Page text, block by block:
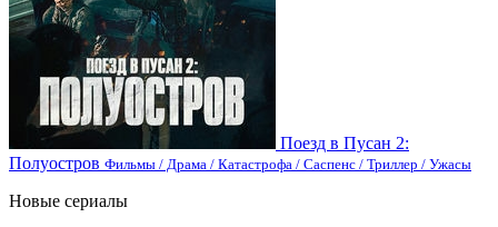
Поезд в Пусан 2:
Полуостров Фильмы / Драма / Катастрофа / Саспенс / Триллер / Ужасы
Новые сериалы